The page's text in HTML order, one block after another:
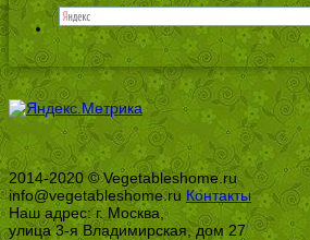
2014-2020 © Vegetableshome.ru
info@vegetableshome.ru Контакты
Наш адрес: г. Москва,
улица 3-я Владимирская, дом 27